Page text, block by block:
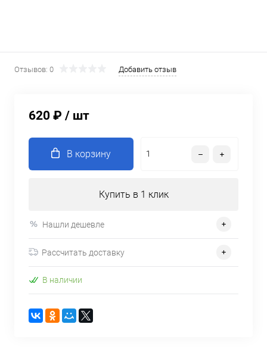
Отзывов: 0 Добавить отзыв
620 ₽ / шт
В корзину
Купить в 1 клик
Нашли дешевле
Рассчитать доставку
В наличии